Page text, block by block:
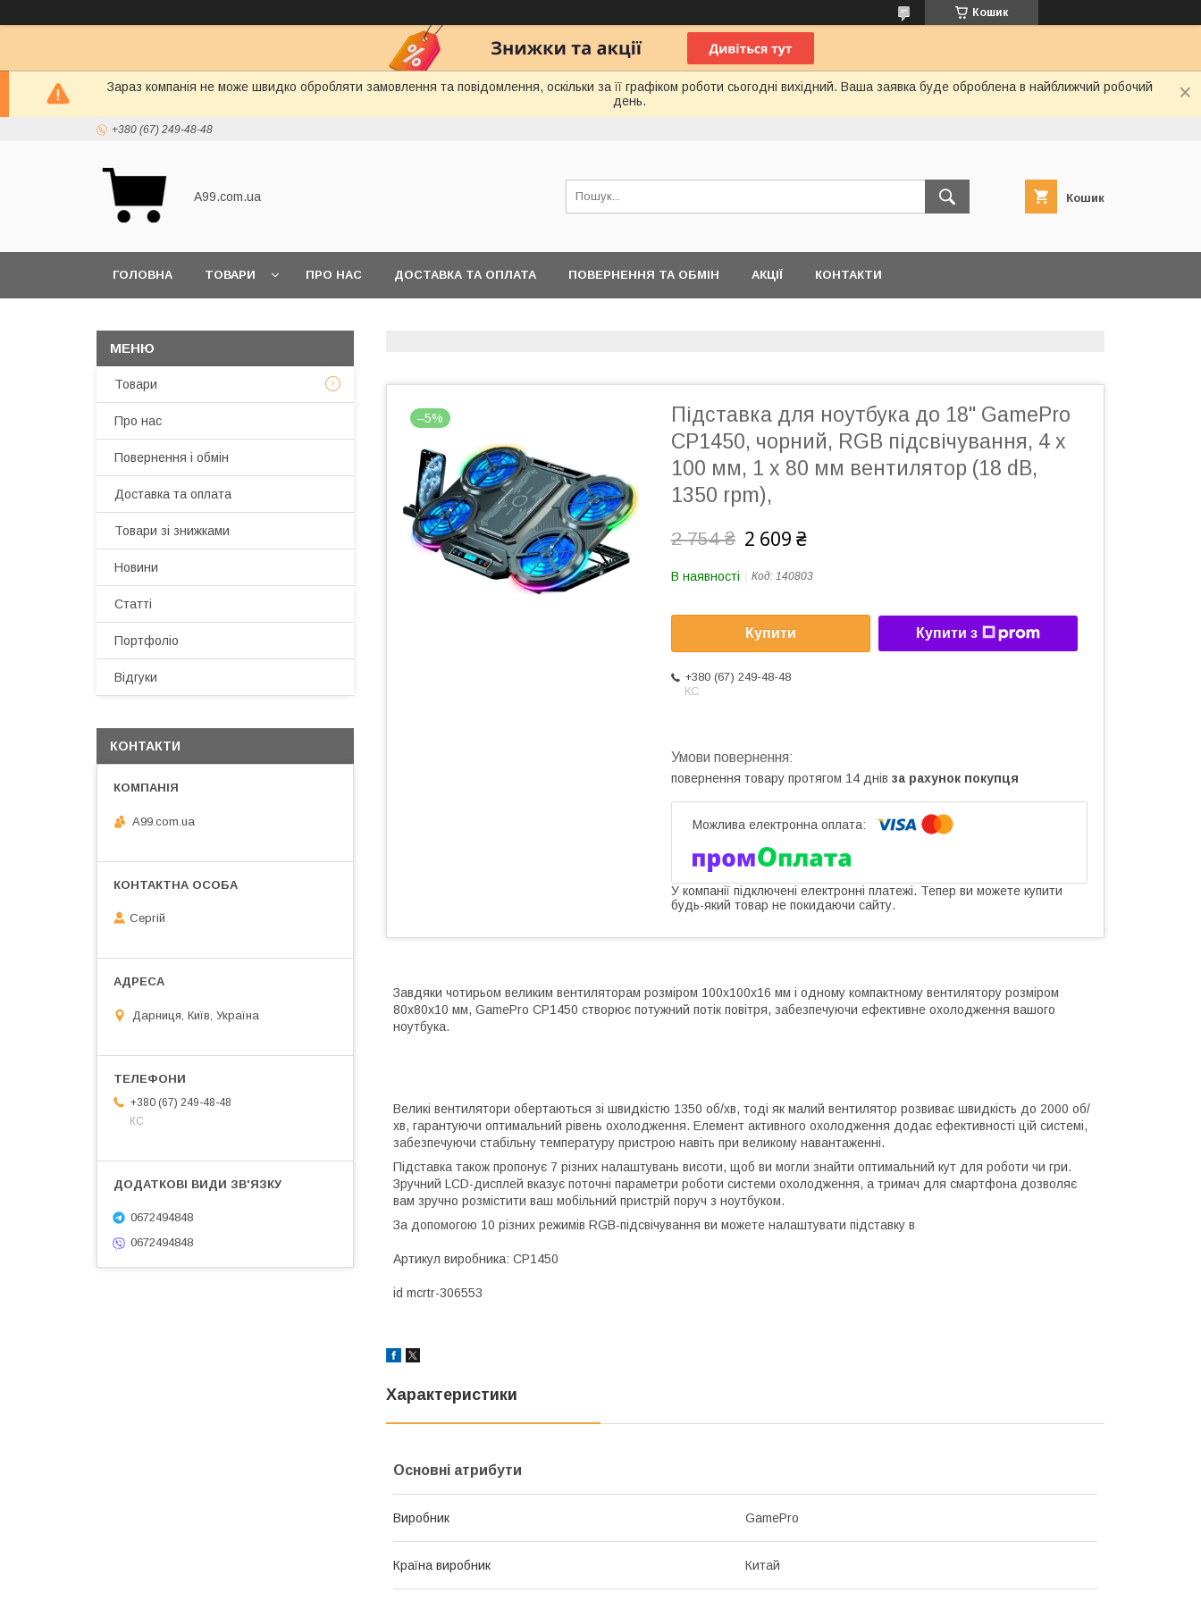
Кошик
Зараз компанія не може швидко обробляти замовлення та повідомлення, оскільки за її графіком роботи сьогодні вихідний. Ваша заявка буде оброблена в найближчий робочий
день.
+380 (67) 249-48-48
A99.com.ua Кошик
ГОЛОВНА ТОВАРИ ПРО НАС ДОСТАВКА ТА ОПЛАТА ПОВЕРНЕННЯ ТА ОБМІН АКЦІЇ КОНТАКТИ
–5%
Підставка для ноутбука до 18" GamePro
CP1450, чорний, RGB підсвічування, 4 х
100 мм, 1 х 80 мм вентилятор (18 dB,
1350 rpm),
2 754 ₴ 2 609 ₴
В наявності Код: 140803
Купити Купити з
+380 (67) 249-48-48
КС
повернення товару протягом 14 днів за рахунок покупця
У компанії підключені електронні платежі. Тепер ви можете купити
будь-який товар не покидаючи сайту.
Завдяки чотирьом великим вентиляторам розміром 100х100х16 мм і одному компактному вентилятору розміром
80х80х10 мм, GamePro CP1450 створює потужний потік повітря, забезпечуючи ефективне охолодження вашого
ноутбука.
Великі вентилятори обертаються зі швидкістю 1350 об/хв, тоді як малий вентилятор розвиває швидкість до 2000 об/
хв, гарантуючи оптимальний рівень охолодження. Елемент активного охолодження додає ефективності цій системі,
забезпечуючи стабільну температуру пристрою навіть при великому навантаженні.
Підставка також пропонує 7 різних налаштувань висоти, щоб ви могли знайти оптимальний кут для роботи чи гри.
Зручний LCD-дисплей вказує поточні параметри роботи системи охолодження, а тримач для смартфона дозволяє
вам зручно розмістити ваш мобільний пристрій поруч з ноутбуком.
За допомогою 10 різних режимів RGB-підсвічування ви можете налаштувати підставку в
Артикул виробника: CP1450
id mcrtr-306553
Характеристики
Основні атрибути
Виробник GamePro
Країна виробник Китай
Товари
Про нас
Повернення і обмін
Доставка та оплата
Товари зі знижками
Новини
Статті
Портфоліо
Відгуки
КОНТАКТИ
A99.com.ua
Сергій
Дарниця, Київ, Україна
+380 (67) 249-48-48
КС
0672494848
0672494848